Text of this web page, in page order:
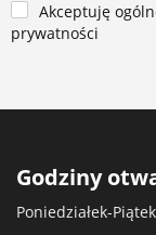
Akceptuję
prywatności
Godziny
Poniedziałek-